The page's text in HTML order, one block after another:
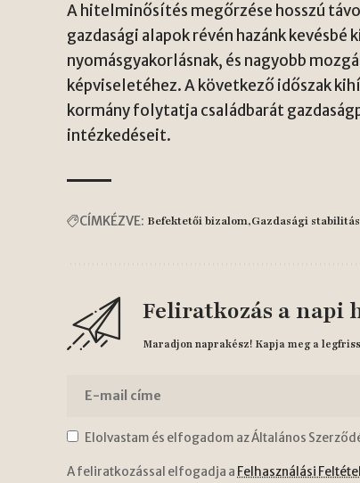
A hitelminősítés megőrzése hosszú
gazdasági alapok révén hazánk
nyomásgyakorlásnak, és nagyobb
képviseletéhez. A következő időszak
kormány folytatja családbarát
intézkedéseit.
CÍMKÉZVE: Befektetői bizalom Gazdasági stabilitás
Feliratkozás a napi
Maradjon naprakész! Kapja meg a
Elolvastam és elfogadom az Általános
A feliratkozással elfogadja a Felhasználási